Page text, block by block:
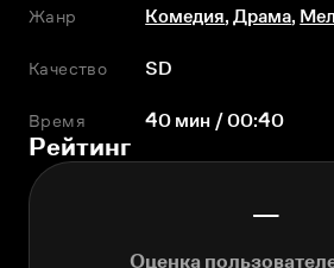
Жанр Комедия,Драма,
Качество SD
Время 40 мин / 00:40
Рейтинг
—
Оценка